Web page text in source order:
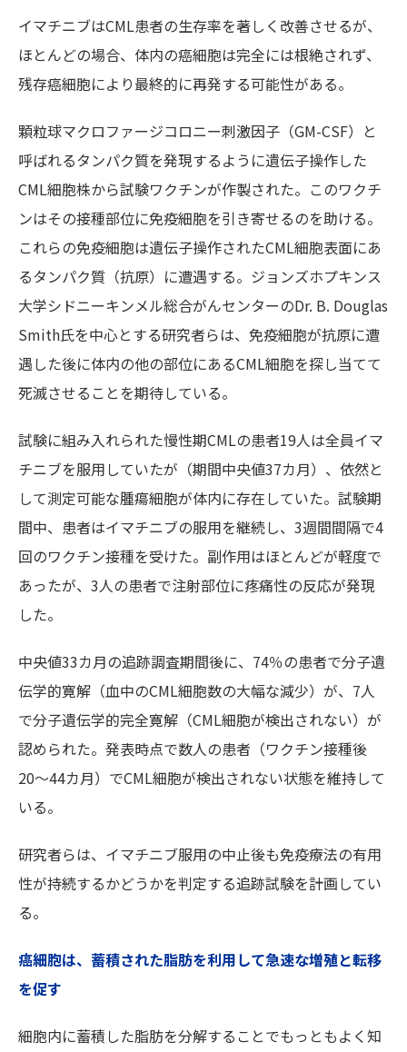
イマチニブはCML患者の生存率を著しく改善させるが、
ほとんどの場合、体内の癌細胞は完全には根絶されず、
残存癌細胞により最終的に再発する可能性がある。
顆粒球マクロファージコロニー刺激因子（GM-CSF）と
呼ばれるタンパク質を発現するように遺伝子操作した
CML細胞株から試験ワクチンが作製された。このワクチ
ンはその接種部位に免疫細胞を引き寄せるのを助ける。
これらの免疫細胞は遺伝子操作されたCML細胞表面にあ
るタンパク質（抗原）に遭遇する。ジョンズホプキンス
大学シドニーキンメル総合がんセンターのDr. B. Douglas
Smith氏を中心とする研究者らは、免疫細胞が抗原に遭
遇した後に体内の他の部位にあるCML細胞を探し当てて
死滅させることを期待している。
試験に組み入れられた慢性期CMLの患者19人は全員イマ
チニブを服用していたが（期間中央値37カ月）、依然と
して測定可能な腫瘍細胞が体内に存在していた。試験期
間中、患者はイマチニブの服用を継続し、3週間間隔で4
回のワクチン接種を受けた。副作用はほとんどが軽度で
あったが、3人の患者で注射部位に疼痛性の反応が発現
した。
中央値33カ月の追跡調査期間後に、74％の患者で分子遺
伝学的寛解（血中のCML細胞数の大幅な減少）が、7人
で分子遺伝学的完全寛解（CML細胞が検出されない）が
認められた。発表時点で数人の患者（ワクチン接種後
20〜44カ月）でCML細胞が検出されない状態を維持して
いる。
研究者らは、イマチニブ服用の中止後も免疫療法の有用
性が持続するかどうかを判定する追跡試験を計画してい
る。
癌細胞は、蓄積された脂肪を利用して急速な増殖と転移
を促す
細胞内に蓄積した脂肪を分解することでもっともよく知